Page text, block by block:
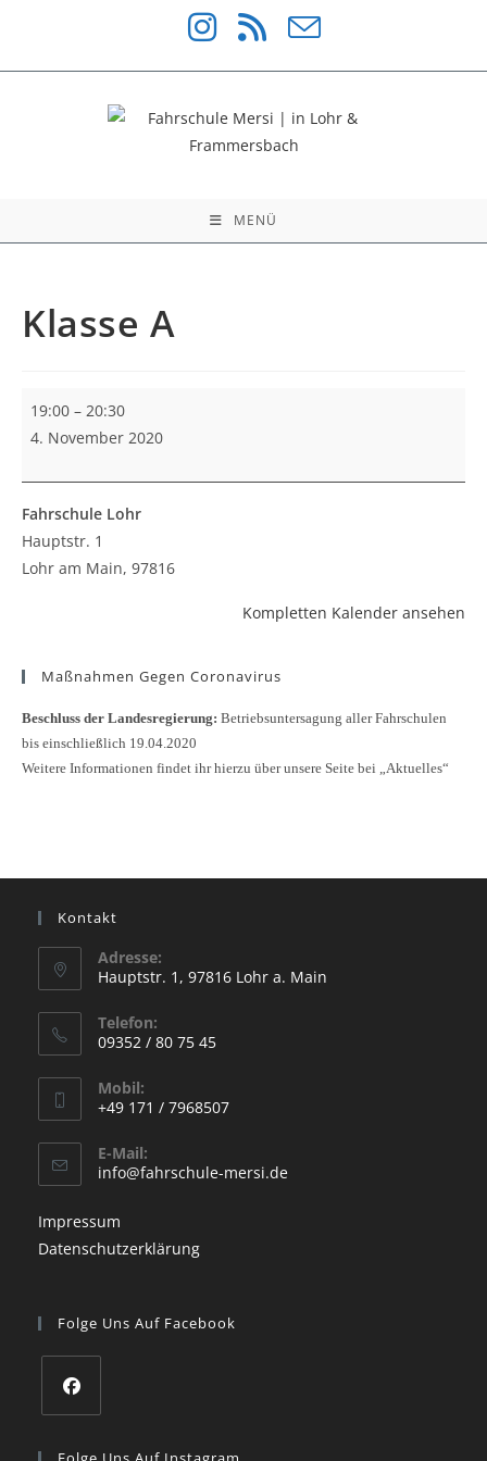
springen
MENÜ
Klasse A
Klasse
19:00 – 20:30
4. November 2020
Fahrschule Lohr
Hauptstr. 1
Lohr am Main, 97816
Kompletten Kalender ansehen
Maßnahmen Gegen Coronavirus
Beschluss der Landesregierung: Betriebsuntersagung aller Fahrschulen
bis einschließlich 19.04.2020
Weitere Informationen findet ihr hierzu über unsere Seite bei „Aktuelles“
Kontakt
Adresse:
Hauptstr. 1, 97816 Lohr a. Main
in
a
new
tab
Telefon:
09352 / 80 75 45
in
your
application
Mobil:
+49 171 / 7968507
in
your
E-Mail:
info@fahrschule-mersi.deOpens
Impressum
Datenschutzerklärung
Folge Uns Auf Facebook
in